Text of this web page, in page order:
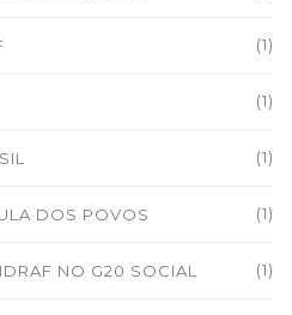
(1)
(1)
(1)
DOS POVOS (1)
NO G20 SOCIAL (1)